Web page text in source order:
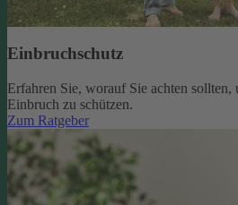
Einbruchschutz
Erfahren Sie, worauf Sie achten sollten,
Einbruch zu schützen.
Zum Ratgeber